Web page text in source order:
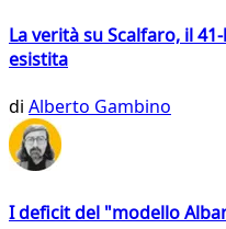
La verità su Scalfaro, il
esistita
di Alberto Gambino
I deficit del "modello